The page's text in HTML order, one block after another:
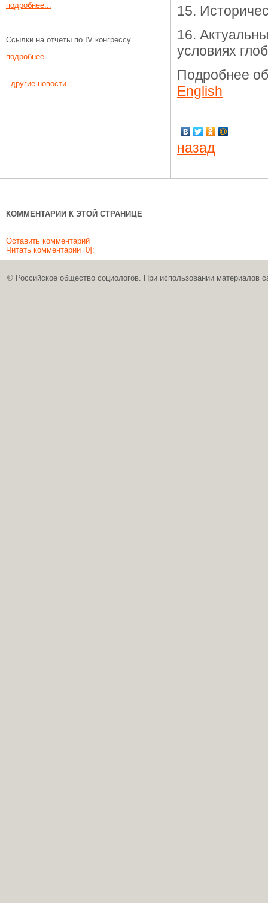
подробнее...
Ссылки на отчеты по IV конгрессу
подробнее...
другие новости
15.
16.
условиях
Подробнее
English
назад
КОММЕНТАРИИ К ЭТОЙ СТРАНИЦЕ
Оставить комментарий
Читать комментарии [0]:
© Российское общество социологов. При использовании материалов